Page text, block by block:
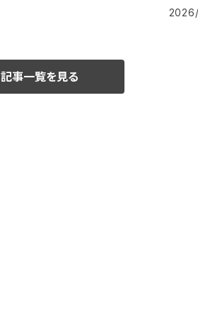
記事一覧を見る